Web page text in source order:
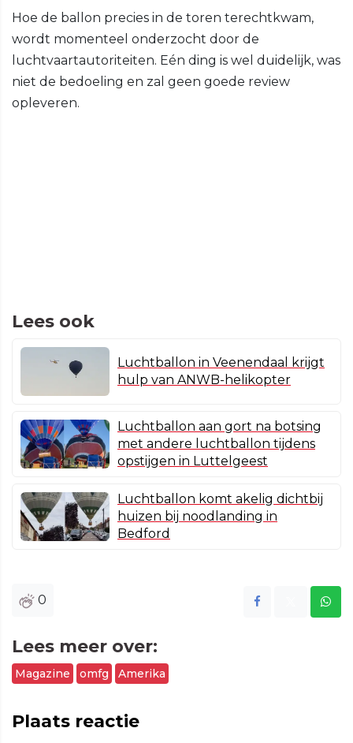
Hoe de ballon precies in de toren terechtkwam,
wordt momenteel onderzocht door de
luchtvaartautoriteiten. Eén ding is wel duidelijk, was
niet de bedoeling en zal geen goede review
opleveren.
Lees ook
Luchtballon in Veenendaal krijgt
hulp van ANWB-helikopter
Luchtballon aan gort na botsing
met andere luchtballon tijdens
opstijgen in Luttelgeest
Luchtballon komt akelig dichtbij
huizen bij noodlanding in
Bedford
0
Lees meer over:
Magazine omfg Amerika
Plaats reactie